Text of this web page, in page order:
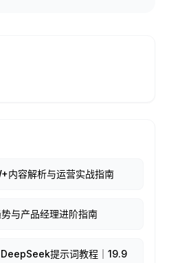
内容解析与运营实战指南
与产品经理进阶指南
提示词教程｜19.9